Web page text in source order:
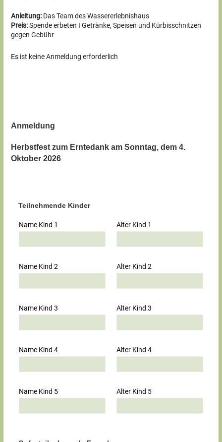
Anleitung: Das Team des Wassererlebnishaus
Preis:Spende erbeten I Getränke, Speisen und Kürbisschnitzen
gegen Gebühr
Es ist keine Anmeldung erforderlich
Anmeldung
Herbstfest zum Erntedank am Sonntag, dem 4.
Oktober 2026
Teilnehmende Kinder
Name Kind 1 Alter Kind 1
Name Kind 2 Alter Kind 2
Name Kind 3 Alter Kind 3
Name Kind 4 Alter Kind 4
Name Kind 5 Alter Kind 5